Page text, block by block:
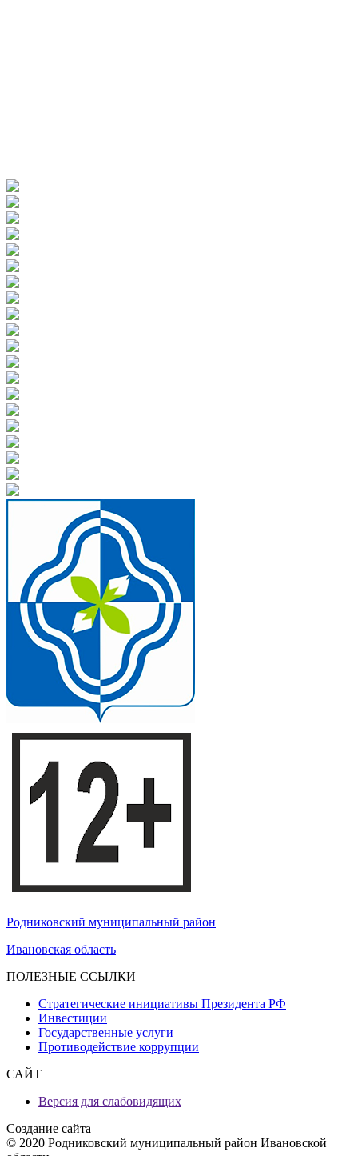
Родниковский муниципальный район
Ивановская область
ПОЛЕЗНЫЕ ССЫЛКИ
Стратегические инициативы Президента РФ
Инвестиции
Государственные услуги
Противодействие коррупции
САЙТ
Версия для слабовидящих
Создание сайта
© 2020 Родниковский муниципальный район Ивановской